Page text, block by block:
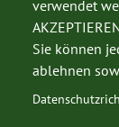
verwendet
Sie können
ablehnen